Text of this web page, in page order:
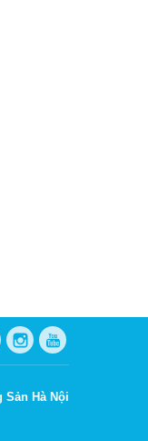
Sản Hà Nội